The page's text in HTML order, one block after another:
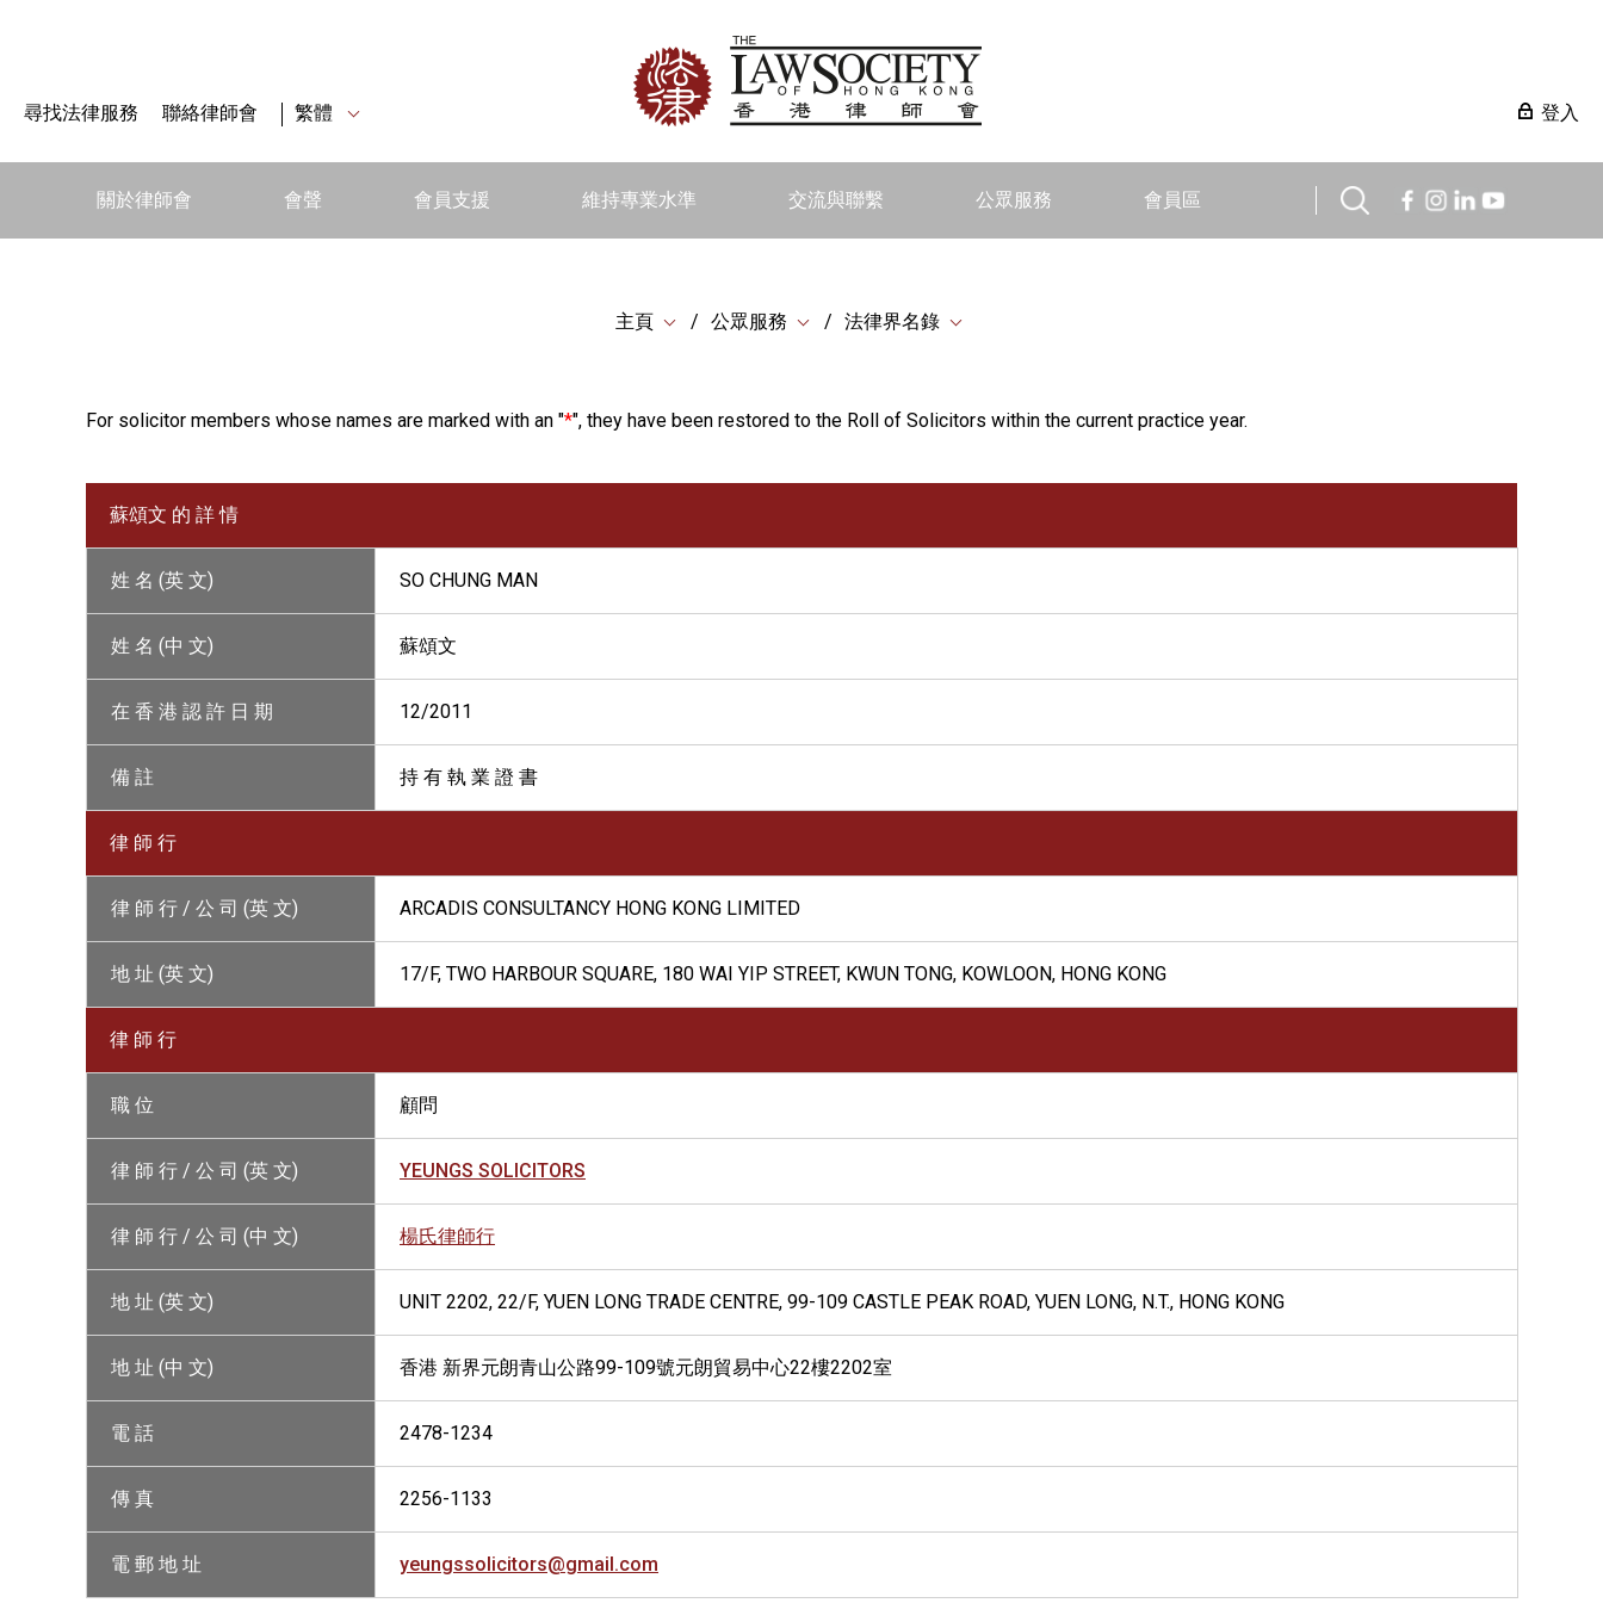
尋找法律服務 聯絡律師會 繁體 登入
關於律師會 會聲 會員支援 維持專業水準 交流與聯繫 公眾服務 會員區
主頁 公眾服務 法律界名錄
For solicitor members whose names are marked with an "*", they have been restored to the Roll of Solicitors within the current practice year.
蘇頌文 的 詳 情
姓 名 (英 文) SO CHUNG MAN
姓 名 (中 文) 蘇頌文
在 香 港 認 許 日 期 12/2011
備 註 持 有 執 業 證 書
律 師 行
律 師 行 / 公 司 (英 文) ARCADIS CONSULTANCY HONG KONG LIMITED
地 址 (英 文) 17/F, TWO HARBOUR SQUARE, 180 WAI YIP STREET, KWUN TONG, KOWLOON, HONG KONG
律 師 行
職 位 顧問
律 師 行 / 公 司 (英 文) YEUNGS SOLICITORS
律 師 行 / 公 司 (中 文) 楊氏律師行
地 址 (英 文) UNIT 2202, 22/F, YUEN LONG TRADE CENTRE, 99-109 CASTLE PEAK ROAD, YUEN LONG, N.T., HONG KONG
地 址 (中 文) 香港 新界元朗青山公路99-109號元朗貿易中心22樓2202室
電 話 2478-1234
傳 真 2256-1133
電 郵 地 址 yeungssolicitors@gmail.com